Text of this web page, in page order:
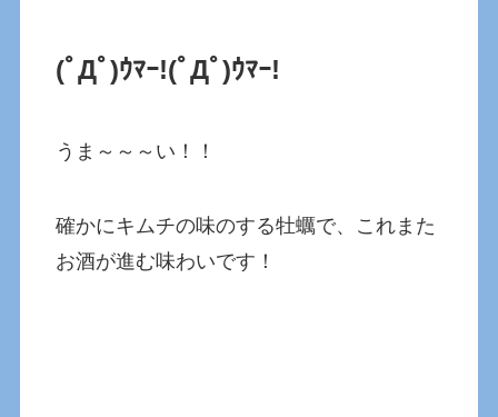
(ﾟДﾟ)ｳﾏｰ!(ﾟДﾟ)ｳﾏｰ!
うま～～～い！！
確かにキムチの味のする牡蠣で、これまた
お酒が進む味わいです！